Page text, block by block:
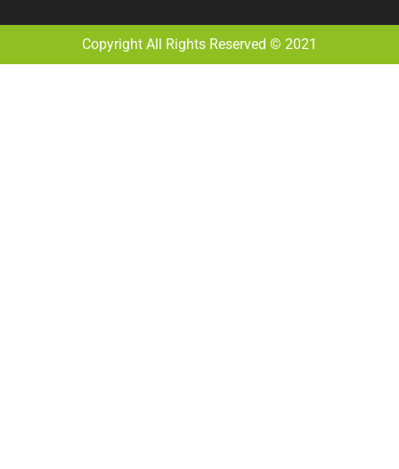
Copyright All Rights Reserved © 2021